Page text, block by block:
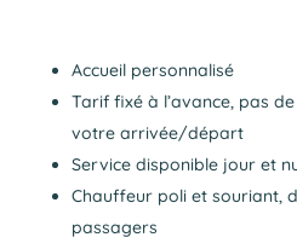
Accueil personnalisé
Tarif fixé à l’avance, pas
votre arrivée/départ
Service disponible jour et
Chauffeur poli et souriant,
passagers